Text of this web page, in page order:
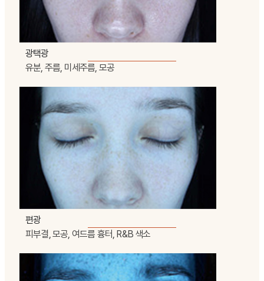
광택광
유분, 주름, 미세주름, 모공
편광
피부결, 모공, 여드름 흉터, R&B 색소